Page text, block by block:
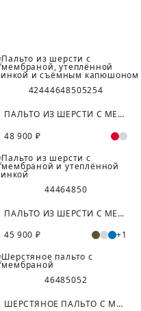
42444648505254
ПАЛЬТО ИЗ ШЕРСТИ С МЕМБРАНОЙ, УТЕПЛЁННОЙ СПИНКОЙ И СЪЁМНЫМ КАПЮШОНОМ
48 900 ₽
44464850
ПАЛЬТО ИЗ ШЕРСТИ С МЕМБРАНОЙ И УТЕПЛЁННОЙ СПИНКОЙ
45 900 ₽
+1
46485052
ШЕРСТЯНОЕ ПАЛЬТО С МЕМБРАНОЙ